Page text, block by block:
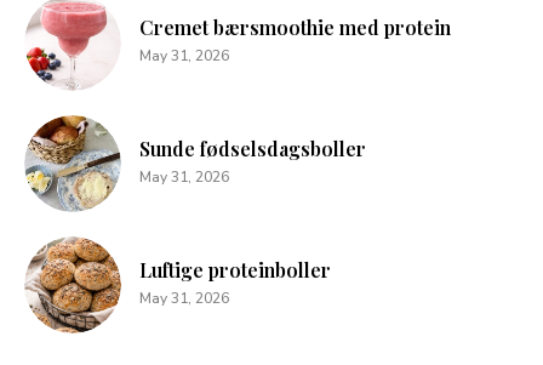
Cremet bærsmoothie med protein
May 31, 2026
Sunde fødselsdagsboller
May 31, 2026
Luftige proteinboller
May 31, 2026